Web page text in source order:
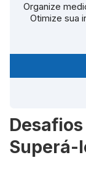
Organize
Otimize sua
Superá-